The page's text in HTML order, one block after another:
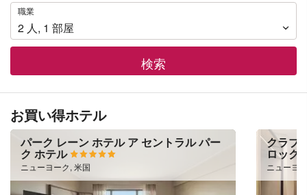
職
業
職業
2 人, 1 部屋
検索
お買い得ホテル
パーク レーン ホテル ア セントラル パー
ク ホテル
ニューヨーク, 米国
クラブ
ロック
ニューヨ